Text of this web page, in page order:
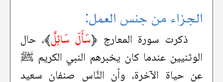
الجزاء من جنس العمل:
ذكرت سورة المعارج ﴿سَأَلَ سَائِلٌ﴾، حال
الوثنيين عندما كان يخبرهم النبي الكريم ﷺ
عن حياة الآخرة، وأن النَّاس صنفان سعيد